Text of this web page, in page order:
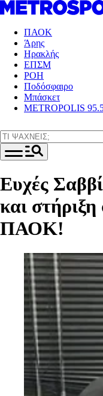
ΠΑΟΚ
Άρης
Ηρακλής
ΕΠΣΜ
ΡΟΗ
Ποδόσφαιρο
Μπάσκετ
METROPOLIS
Ευχές
και
ΠΑΟΚ!